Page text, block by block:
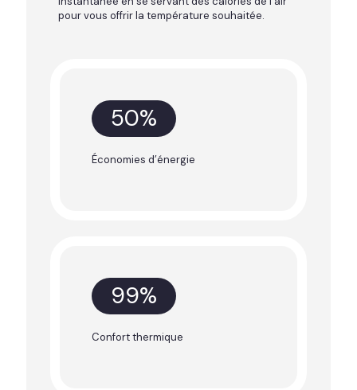
pour vous offrir la température souhaitée.
50%
Économies d’énergie
99%
Confort thermique